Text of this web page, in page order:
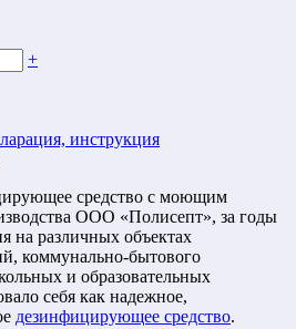
+
инструкция
средство с моющим
ООО «Полисепт», за годы
на различных объектах
коммунально-бытового
и образовательных
себя как надежное,
дезинфицирующее средство.